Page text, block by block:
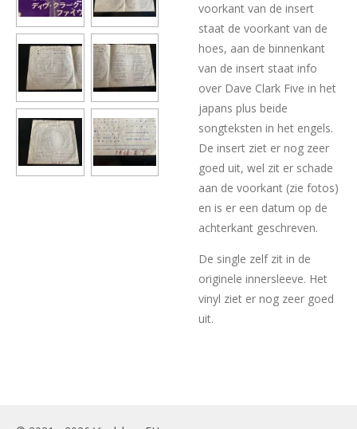
voorkant van de insert
staat de voorkant van de
hoes, aan de binnenkant
van de insert staat info
over Dave Clark Five in het
japans plus beide
songteksten in het engels.
De insert ziet er nog zeer
goed uit, wel zit er schade
aan de voorkant (zie fotos)
en is er een datum op de
achterkant geschreven.
De single zelf zit in de
originele innersleeve. Het
vinyl ziet er nog zeer goed
uit.